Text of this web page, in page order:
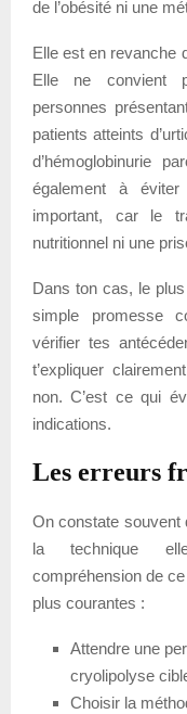
de l’obésité ni une
Elle est en revanche
Elle ne convient
personnes
patients atteints
d’hémoglobinurie
également à
important, car le
nutritionnel ni une
Dans ton cas, le
simple promesse
vérifier tes
t’expliquer
non. C’est ce qui
indications.
Les erreurs
On constate souvent
la technique
compréhension de
plus courantes :
Attendre une
cryolipolyse
Choisir la